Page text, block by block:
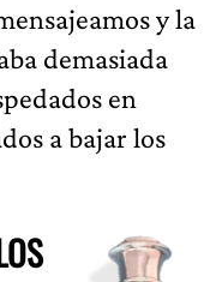
y la
demasiada
en
a bajar los